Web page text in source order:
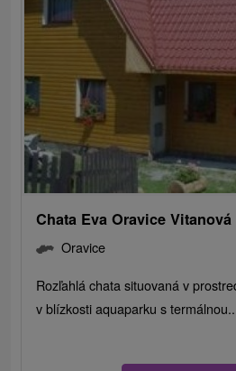
Chata Eva Oravice Vitanová
Oravice
Rozľahlá chata situovaná v
v blízkosti aquaparku s